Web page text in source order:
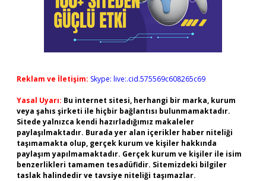
Reklam ve İletişim: Skype: live:.cid.575569c608265c69
Yasal Uyarı: Bu internet sitesi, herhangi bir marka, kurum
veya şahıs şirketi ile hiçbir bağlantısı bulunmamaktadır.
Sitede yalnızca kendi hazırladığımız makaleler
paylaşılmaktadır. Burada yer alan içerikler haber niteliği
taşımamakta olup, gerçek kurum ve kişiler hakkında
paylaşım yapılmamaktadır. Gerçek kurum ve kişiler ile isim
benzerlikleri tamamen tesadüfidir. Sitemizdeki bilgiler
taslak halindedir ve tavsiye niteliği taşımazlar.